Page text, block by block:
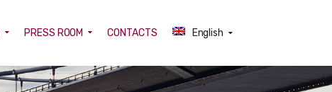
PRESS ROOM CONTACTS English